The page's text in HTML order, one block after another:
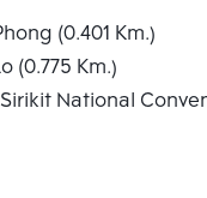
(0.401 Km.)
(0.775 Km.)
National